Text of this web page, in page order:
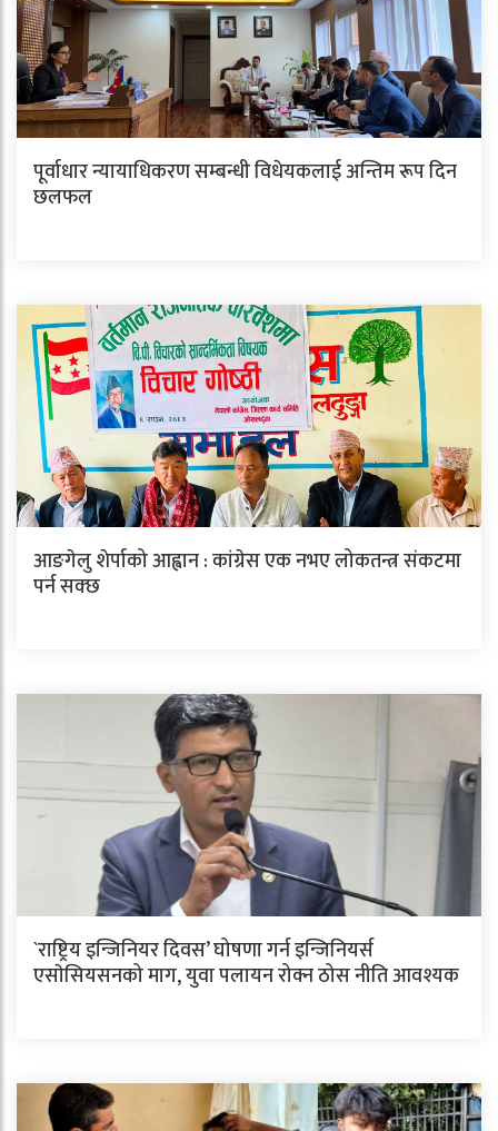
पूर्वाधार न्यायाधिकरण सम्बन्धी विधेयकलाई अन्तिम रूप दिन
छलफल
आङगेलु शेर्पाको आह्वान : कांग्रेस एक नभए लोकतन्त्र संकटमा
पर्न सक्छ
`राष्ट्रिय इन्जिनियर दिवस’ घोषणा गर्न इन्जिनियर्स
एसाेसियसनको माग, युवा पलायन रोक्न ठोस नीति आवश्यक